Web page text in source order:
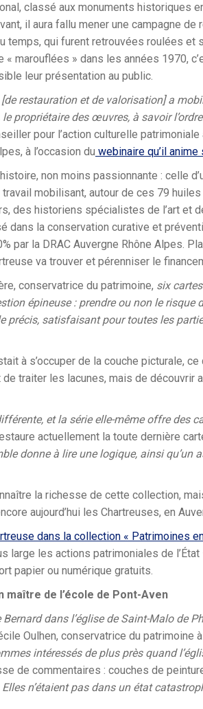
classé aux monuments historiques
il aura fallu mener une campagne
temps, qui furent retrouvées roulées et
« marouflées » dans les années 1970,
leur présentation au public.
restauration et de valorisation] a
propriétaire des œuvres, à savoir
pour l’action culturelle
à l’occasion du webinaire qu’il
non moins passionnante : celle
mobilisant, autour de ces 79
des historiens spécialistes de l’art et
dans la conservation curative et
par la DRAC Auvergne Rhône Alpes.
va trouver et pérenniser le
conservatrice du patrimoine, six
épineuse : prendre ou non le risque
précis, satisfaisant pour toutes les
à s’occuper de la couche picturale,
traiter les lacunes, mais de découvrir
et la série elle-même offre des
actuellement la toute dernière
donne à lire une logique, ainsi
la richesse de cette collection,
aujourd’hui les Chartreuses, en
dans la collection « Patrimoines
large les actions patrimoniales de
papier ou numérique gratuits.
maître de l’école de Pont-Aven
dans l’église de Saint-Malo de
Oulhen, conservatrice du patrimoine
intéressés de plus près quand
de commentaires : couches de
Elles n’étaient pas dans un état